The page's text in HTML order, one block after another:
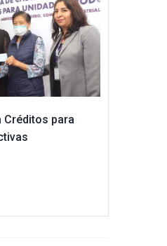
Créditos para